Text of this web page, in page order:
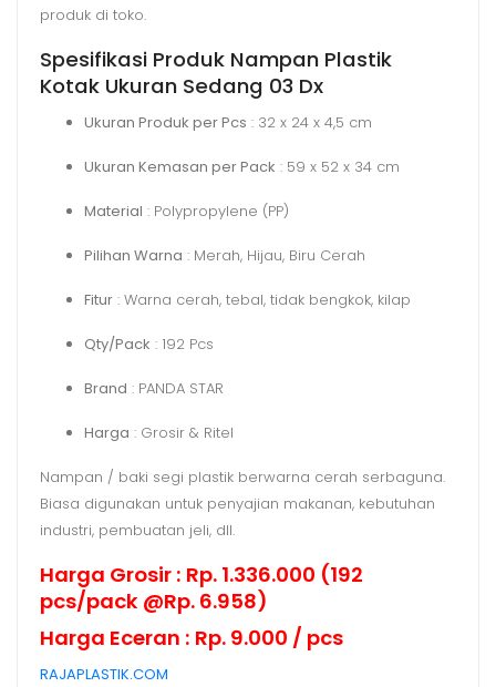
produk di toko.
Spesifikasi Produk Nampan Plastik
Kotak Ukuran Sedang 03 Dx
Ukuran Produk per Pcs : 32 x 24 x 4,5 cm
Ukuran Kemasan per Pack : 59 x 52 x 34 cm
Material : Polypropylene (PP)
Pilihan Warna : Merah, Hijau, Biru Cerah
Fitur : Warna cerah, tebal, tidak bengkok, kilap
Qty/Pack : 192 Pcs
Brand : PANDA STAR
Harga : Grosir & Ritel
Nampan / baki segi plastik berwarna cerah serbaguna.
Biasa digunakan untuk penyajian makanan, kebutuhan
industri, pembuatan jeli, dll.
Harga Grosir : Rp. 1.336.000 (192
pcs/pack @Rp. 6.958)
Harga Eceran : Rp. 9.000 / pcs
RAJAPLASTIK.COM